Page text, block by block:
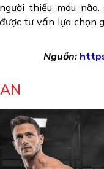
thiếu máu
tư vấn lựa chọn
Nguồn: